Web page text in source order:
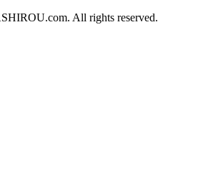
All rights reserved.